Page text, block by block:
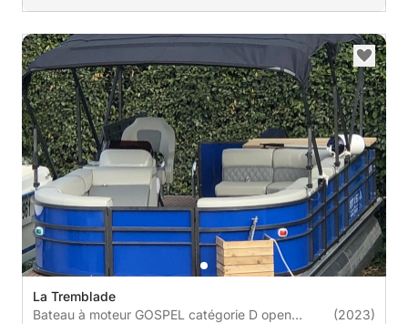
La Tremblade
Bateau à moteur GOSPEL catégorie D open
(2023)